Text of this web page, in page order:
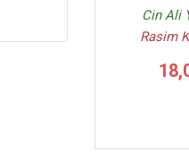
Cin Ali
Rasim